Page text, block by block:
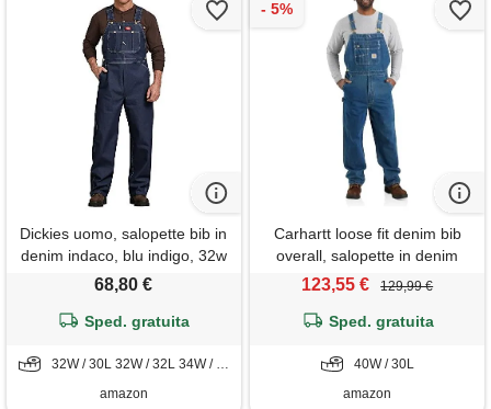
Dickies uomo, salopette bib in
denim indaco, blu indigo, 32w
/ 32l
68,80 €
Sped. gratuita
32W / 30L 32W / 32L 34W / 30L 34W / 34L 36W / 34L 40W / 32L 50W / 32L
amazon
Carhartt loose fit denim bib
overall, salopette in denim
uomo, darkstone,
123,55 € 129,99 €
Sped. gratuita
40W / 30L
amazon